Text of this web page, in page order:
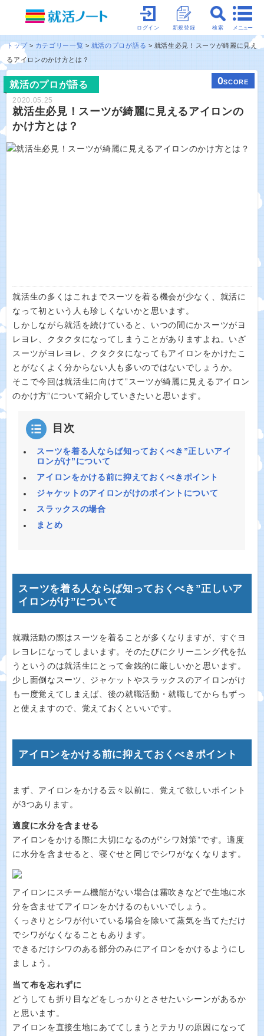
メニュー
検索
新規登録
ログイン
トップ カテゴリー一覧 就活のプロが語る
就活生必見！スーツが綺麗に見え
るアイロンのかけ方とは？
就活のプロが語る 0SCORE
2020.05.25
就活生必見！スーツが綺麗に見えるアイロンの
かけ方とは？
就活生の多くはこれまでスーツを着る機会が少なく、就活に
なって初という人も珍しくないかと思います。
しかしながら就活を続けていると、いつの間にかスーツがヨ
レヨレ、クタクタになってしまうことがありますよね。いざ
スーツがヨレヨレ、クタクタになってもアイロンをかけたこ
とがなくよく分からない人も多いのではないでしょうか。
そこで今回は就活生に向けて”スーツが綺麗に見えるアイロン
のかけ方”について紹介していきたいと思います。
目次
スーツを着る人ならば知っておくべき”正しいアイ
ロンがけ”について
アイロンをかける前に抑えておくべきポイント
ジャケットのアイロンがけのポイントについて
スラックスの場合
まとめ
スーツを着る人ならば知っておくべき”正しいア
イロンがけ”について
就職活動の際はスーツを着ることが多くなりますが、すぐヨ
レヨレになってしまいます。そのたびにクリーニング代を払
うというのは就活生にとって金銭的に厳しいかと思います。
少し面倒なスーツ、ジャケットやスラックスのアイロンがけ
も一度覚えてしまえば、後の就職活動・就職してからもずっ
と使えますので、覚えておくといいです。
アイロンをかける前に抑えておくべきポイント
まず、アイロンをかける云々以前に、覚えて欲しいポイント
が3つあります。
適度に水分を含ませる
アイロンをかける際に大切になるのが”シワ対策”です。適度
に水分を含ませると、寝ぐせと同じでシワがなくなります。
アイロンにスチーム機能がない場合は霧吹きなどで生地に水
分を含ませてアイロンをかけるのもいいでしょう。
くっきりとシワが付いている場合を除いて蒸気を当てただけ
でシワがなくなることもあります。
できるだけシワのある部分のみにアイロンをかけるようにし
ましょう。
当て布を忘れずに
どうしても折り目などをしっかりとさせたいシーンがあるか
と思います。
アイロンを直接生地にあててしまうとテカリの原因になって